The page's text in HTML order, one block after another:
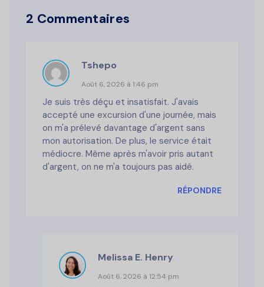
2 Commentaires
Tshepo
Août 6, 2026 à 1:46 pm
Je suis très déçu et insatisfait. J'avais
accepté une excursion d'une journée, mais
on m'a prélevé davantage d'argent sans
mon autorisation. De plus, le service était
médiocre. Même après m'avoir pris autant
d'argent, on ne m'a toujours pas aidé.
RÉPONDRE
Melissa E. Henry
Août 6, 2026 à 12:54 pm